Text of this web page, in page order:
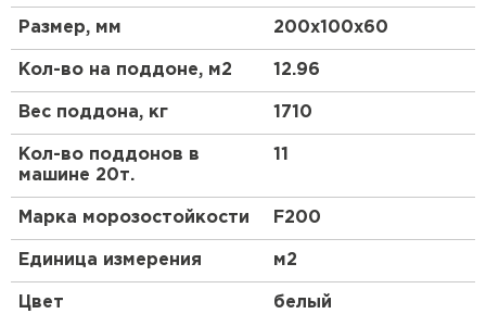
Размер, мм 200х100х60
Кол-во на поддоне, м2 12.96
Вес поддона, кг 1710
Кол-во поддонов в
машине 20т.
11
Марка морозостойкости F200
Единица измерения м2
Цвет белый